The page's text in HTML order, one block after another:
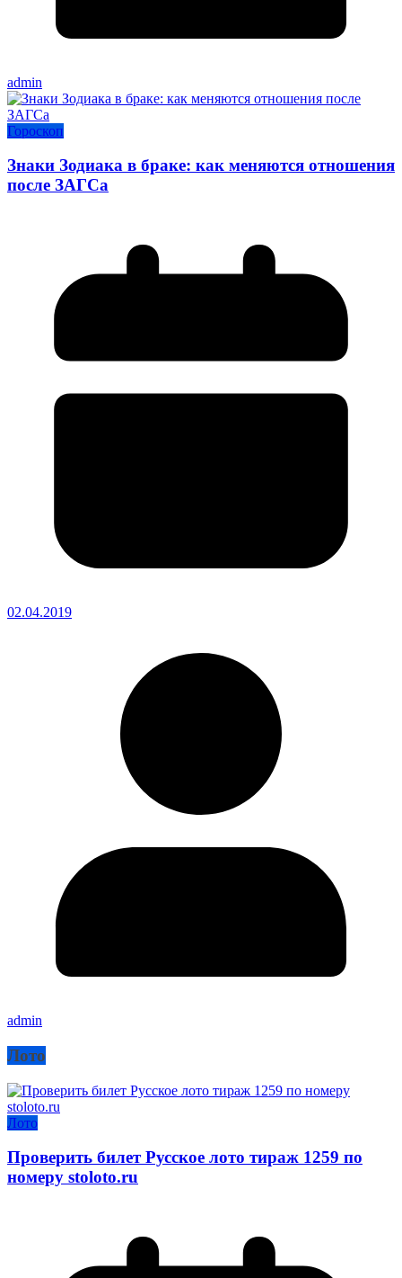
admin
Гороскоп
Знаки Зодиака в браке: как меняются отношения
после ЗАГСа
02.04.2019
admin
Лото
Лото
Проверить билет Русское лото тираж 1259 по
номеру stoloto.ru